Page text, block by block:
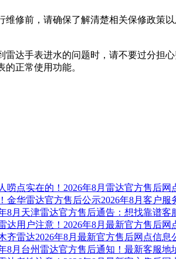
维修前，请确保了解清楚相关保修政策
雷达手表进水的问题时，请不要过分担
的正常使用功能。
唠点实在的！2026年8月雷达官方售后
金华雷达官方售后公示2026年8月客户服
8月天津雷达官方售后通告：想找靠谱
达用户注意！2026年8月最新官方售后
齐雷达2026年8月最新官方售后网点信息
8月台州雷达官方售后通知！最新客服